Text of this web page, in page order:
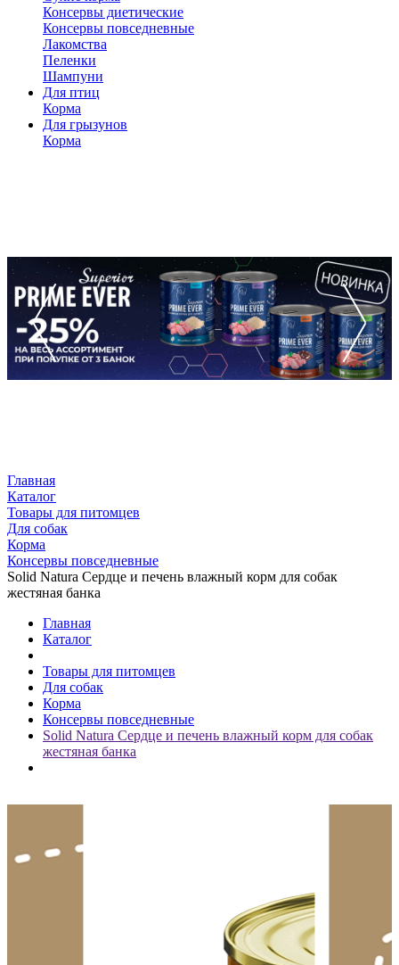
Консервы диетические
Консервы повседневные
Лакомства
Пеленки
Шампуни
Для птиц
Корма
Для грызунов
Корма
Главная
Каталог
Товары для питомцев
Для собак
Корма
Консервы повседневные
Solid Natura Сердце и печень влажный корм для собак
жестяная банка
Главная
Каталог
Товары для питомцев
Для собак
Корма
Консервы повседневные
Solid Natura Сердце и печень влажный корм для собак
жестяная банка